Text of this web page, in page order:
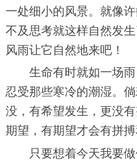
一处细小的风景。就像
不及思考就这样自然发
风雨让它自然地来吧！
生命有时就如一场雨
忍受那些寒冷的潮湿。
没，有希望发生，更没
期望，有期望才会有拼搏
只要想着今天我要做